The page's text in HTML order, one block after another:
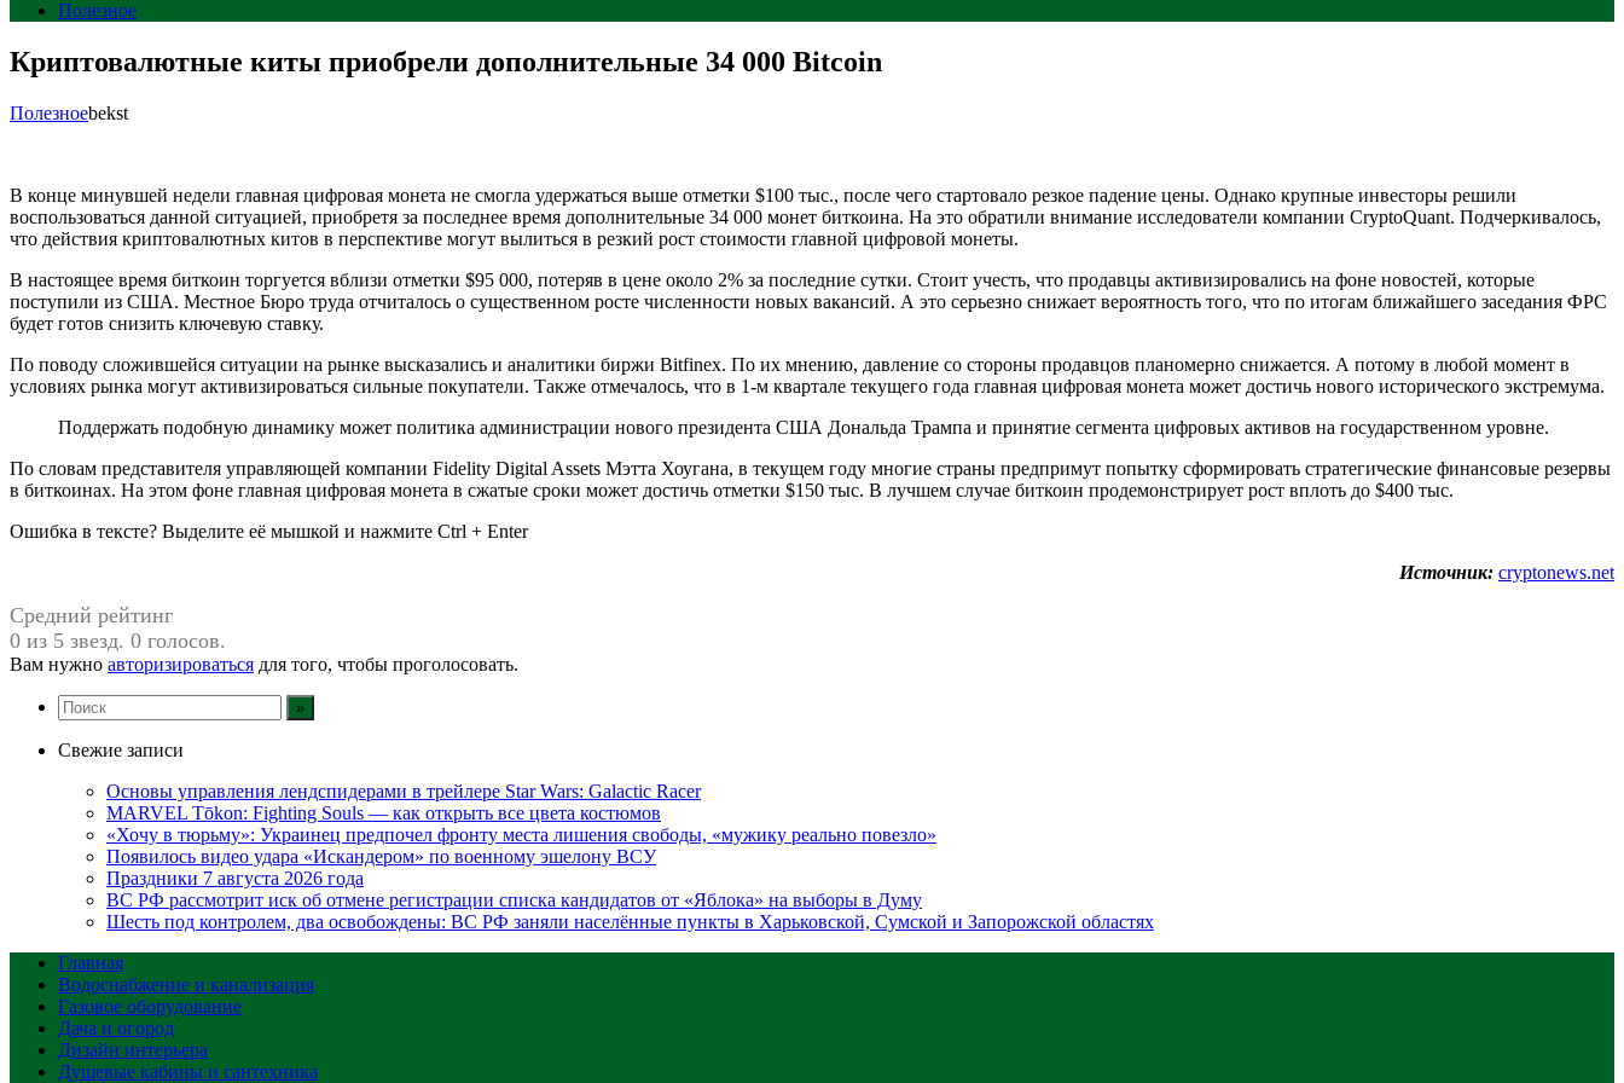
Полезное
Криптовалютные киты приобрели дополнительные 34 000 Bitcoin
Полезноеbekst
В конце минувшей недели главная цифровая монета не смогла удержаться выше отметки $100 тыс., после чего стартовало резкое падение цены. Однако крупные инвесторы решили
воспользоваться данной ситуацией, приобретя за последнее время дополнительные 34 000 монет биткоина. На это обратили внимание исследователи компании CryptoQuant. Подчеркивалось,
что действия криптовалютных китов в перспективе могут вылиться в резкий рост стоимости главной цифровой монеты.
В настоящее время биткоин торгуется вблизи отметки $95 000, потеряв в цене около 2% за последние сутки. Стоит учесть, что продавцы активизировались на фоне новостей, которые
поступили из США. Местное Бюро труда отчиталось о существенном росте численности новых вакансий. А это серьезно снижает вероятность того, что по итогам ближайшего заседания ФРС
будет готов снизить ключевую ставку.
По поводу сложившейся ситуации на рынке высказались и аналитики биржи Bitfinex. По их мнению, давление со стороны продавцов планомерно снижается. А потому в любой момент в
условиях рынка могут активизироваться сильные покупатели. Также отмечалось, что в 1-м квартале текущего года главная цифровая монета может достичь нового исторического экстремума.
Поддержать подобную динамику может политика администрации нового президента США Дональда Трампа и принятие сегмента цифровых активов на государственном уровне.
По словам представителя управляющей компании Fidelity Digital Assets Мэтта Хоугана, в текущем году многие страны предпримут попытку сформировать стратегические финансовые резервы
в биткоинах. На этом фоне главная цифровая монета в сжатые сроки может достичь отметки $150 тыс. В лучшем случае биткоин продемонстрирует рост вплоть до $400 тыс.
Ошибка в тексте? Выделите её мышкой и нажмите Ctrl + Enter
Источник: cryptonews.net
Средний рейтинг
0 из 5 звезд. 0 голосов.
Вам нужно авторизироваться для того, чтобы проголосовать.
Свежие записи
Основы управления лендспидерами в трейлере Star Wars: Galactic Racer
MARVEL Tōkon: Fighting Souls — как открыть все цвета костюмов
«Хочу в тюрьму»: Украинец предпочел фронту места лишения свободы, «мужику реально повезло»
Появилось видео удара «Искандером» по военному эшелону ВСУ
Праздники 7 августа 2026 года
ВС РФ рассмотрит иск об отмене регистрации списка кандидатов от «Яблока» на выборы в Думу
Шесть под контролем, два освобождены: ВС РФ заняли населённые пункты в Харьковской, Сумской и Запорожской областях
Главная
Водоснабжение и канализация
Газовое оборудование
Дача и огород
Дизайн интерьера
Душевые кабины и сантехника